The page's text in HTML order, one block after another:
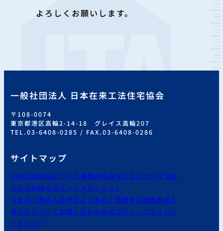
よろしくお願いします。
一般社団法人 日本在来工法住宅協会
〒108-0074
東京都港区高輪2-14-18 グレイス高輪207
TEL.03-6408-0285 / FAX.03-6408-0286
サイトマップ
HOME在住協について事業内容在来工法について協会
からのお知らせインフォメーション
入会のご案内 入会申込よくあるご質問特定技能外国人
受入れについて お問い合わせ会員ログイン プライバシ
ーポリシー